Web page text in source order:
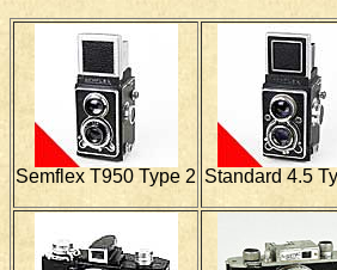
Semflex T950 Type 2 Standard 4.5